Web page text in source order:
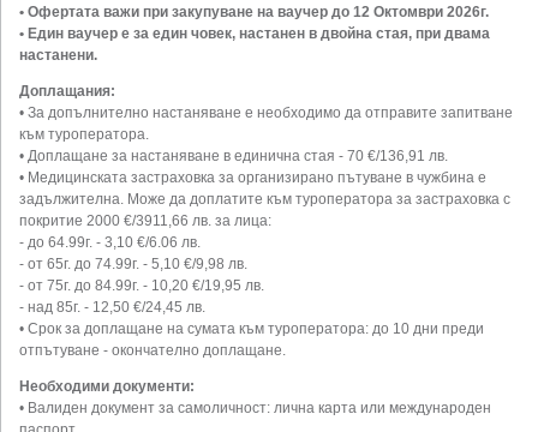
• Офертата важи при закупуване на ваучер до 12 Октомври 2026г.
• Един ваучер е за един човек, настанен в двойна стая, при двама
настанени.
Доплащания:
• За допълнително настаняване е необходимо да отправите запитване
към туроператора.
• Доплащане за настаняване в единична стая - 70 €/136,91 лв.
• Медицинската застраховка за организирано пътуване в чужбина е
задължителна. Може да доплатите към туроператора за застраховка с
покритие 2000 €/3911,66 лв. за лица:
- до 64.99г. - 3,10 €/6.06 лв.
- от 65г. до 74.99г. - 5,10 €/9,98 лв.
- от 75г. до 84.99г. - 10,20 €/19,95 лв.
- над 85г. - 12,50 €/24,45 лв.
• Срок за доплащане на сумата към туроператора: до 10 дни преди
отпътуване - окончателно доплащане.
Необходими документи:
• Валиден документ за самоличност: лична карта или международен